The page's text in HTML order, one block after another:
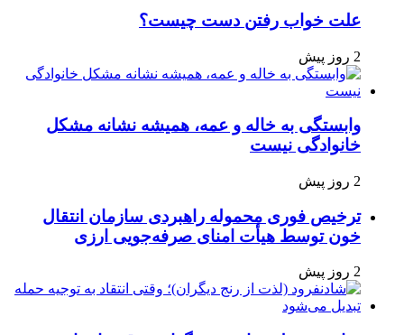
علت خواب رفتن دست چیست؟
2 روز پیش
وابستگی به خاله و عمه، همیشه نشانه مشکل
خانوادگی نیست
2 روز پیش
ترخیص فوری محموله راهبردی سازمان انتقال
خون توسط هیأت امنای صرفه‌جویی ارزی
2 روز پیش